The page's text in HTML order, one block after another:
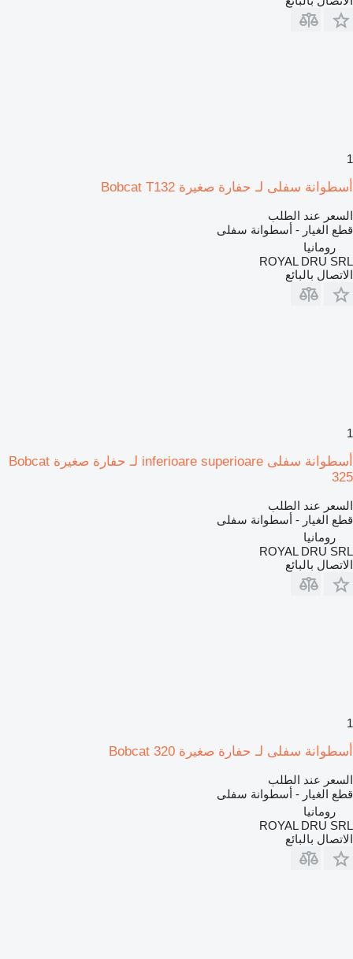
1
أسطوانة سفلى لـ حفارة صغيرة Bobcat T132
السعر عند الطلب
قطع الغيار - أسطوانة سفلى
رومانيا
ROYAL DRU SRL
الاتصال بالبائع
1
أسطوانة سفلى inferioare superioare لـ حفارة صغيرة Bobcat
325
السعر عند الطلب
قطع الغيار - أسطوانة سفلى
رومانيا
ROYAL DRU SRL
الاتصال بالبائع
1
أسطوانة سفلى لـ حفارة صغيرة Bobcat 320
السعر عند الطلب
قطع الغيار - أسطوانة سفلى
رومانيا
ROYAL DRU SRL
الاتصال بالبائع